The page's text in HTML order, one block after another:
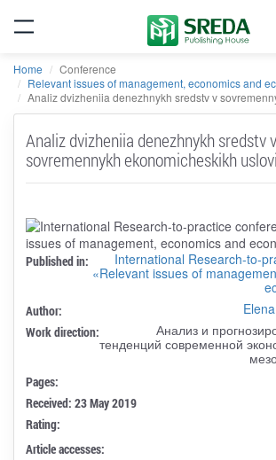
Home
Conference
Relevant issues of management, economics and
Analiz dvizheniia denezhnykh sredstv v
Analiz dvizheniia denezhnykh sredstv v
sovremennykh ekonomicheskikh
Published in:
International Research-to-
«Relevant issues of
Author:
Work direction:
Анализ и
тенденций современной
Pages:
Received: 23 May 2019
Rating:
Article accesses: